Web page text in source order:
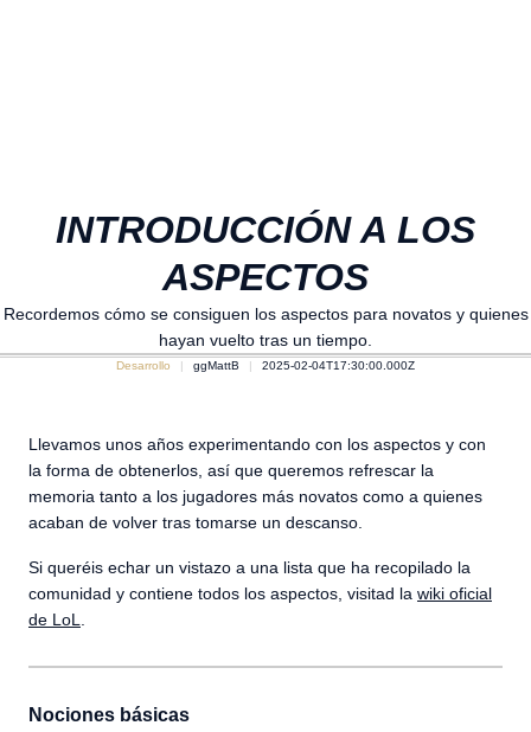
INTRODUCCIÓN A LOS
ASPECTOS
Recordemos cómo se consiguen los aspectos para novatos y quienes
hayan vuelto tras un tiempo.
Desarrollo ggMattB 2025-02-04T17:30:00.000Z
Llevamos unos años experimentando con los aspectos y con
la forma de obtenerlos, así que queremos refrescar la
memoria tanto a los jugadores más novatos como a quienes
acaban de volver tras tomarse un descanso.
Si queréis echar un vistazo a una lista que ha recopilado la
comunidad y contiene todos los aspectos, visitad la wiki oficial
de LoL
Nociones básicas